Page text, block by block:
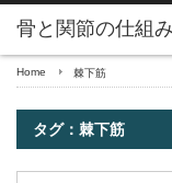
骨と関節の仕組み
Home 棘下筋
タグ：棘下筋